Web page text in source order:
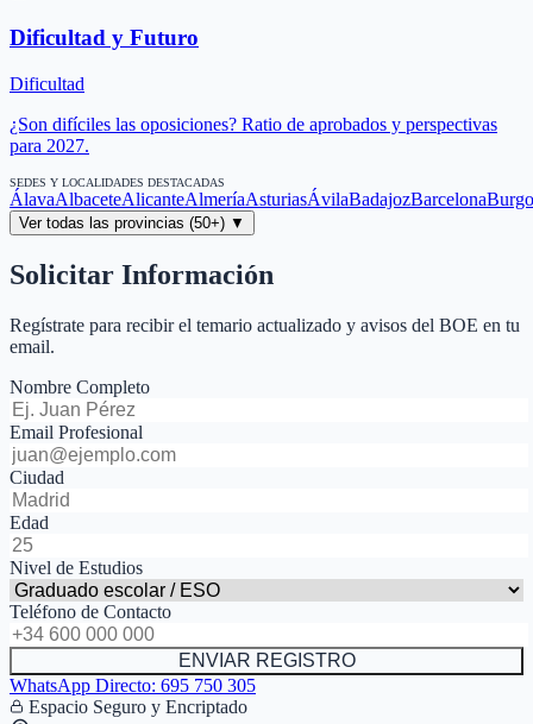
Dificultad y Futuro
Dificultad
¿Son difíciles las oposiciones? Ratio de aprobados y perspectivas
para 2027.
SEDES Y LOCALIDADES DESTACADAS
ÁlavaAlbaceteAlicanteAlmeríaAsturiasÁvilaBadajozBarcelona
Ver todas las provincias (50+) ▼
Solicitar Información
Regístrate para recibir el temario actualizado y avisos del BOE en tu
email.
Nombre Completo
Email Profesional
Ciudad
Edad
Nivel de Estudios
Teléfono de Contacto
ENVIAR REGISTRO
WhatsApp Directo: 695 750 305
Espacio Seguro y Encriptado